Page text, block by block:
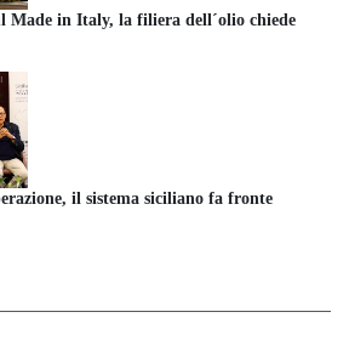
Made in Italy, la filiera dell´olio chiede
il sistema siciliano fa fronte